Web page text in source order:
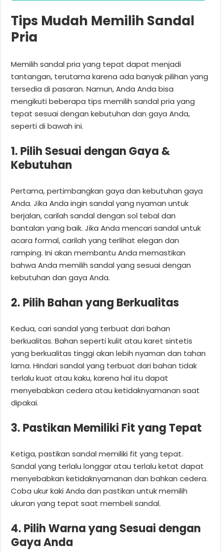
Tips Mudah Memilih Sandal
Pria
Memilih sandal pria yang tepat dapat menjadi
tantangan, terutama karena ada banyak pilihan yang
tersedia di pasaran. Namun, Anda Anda bisa
mengikuti beberapa tips memilih sandal pria yang
tepat sesuai dengan kebutuhan dan gaya Anda,
seperti di bawah ini.
1. Pilih Sesuai dengan Gaya &
Kebutuhan
Pertama, pertimbangkan gaya dan kebutuhan gaya
Anda. Jika Anda ingin sandal yang nyaman untuk
berjalan, carilah sandal dengan sol tebal dan
bantalan yang baik. Jika Anda mencari sandal untuk
acara formal, carilah yang terlihat elegan dan
ramping. Ini akan membantu Anda memastikan
bahwa Anda memilih sandal yang sesuai dengan
kebutuhan dan gaya Anda.
2. Pilih Bahan yang Berkualitas
Kedua, cari sandal yang terbuat dari bahan
berkualitas. Bahan seperti kulit atau karet sintetis
yang berkualitas tinggi akan lebih nyaman dan tahan
lama. Hindari sandal yang terbuat dari bahan tidak
terlalu kuat atau kaku, karena hal itu dapat
menyebabkan cedera atau ketidaknyamanan saat
dipakai.
3. Pastikan Memiliki Fit yang Tepat
Ketiga, pastikan sandal memiliki fit yang tepat.
Sandal yang terlalu longgar atau terlalu ketat dapat
menyebabkan ketidaknyamanan dan bahkan cedera.
Coba ukur kaki Anda dan pastikan untuk memilih
ukuran yang tepat saat membeli sandal.
4. Pilih Warna yang Sesuai dengan
Gaya Anda